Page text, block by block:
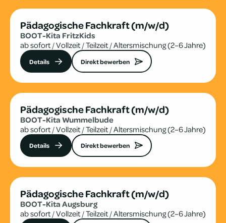
Pädagogische Fachkraft (m/w/d)
BOOT-Kita Fritz­Kids
ab sofort /Vollzeit /Teilzeit /Altersmischung (2–6 Jahre)
Details Direkt bewerben
Pädagogische Fachkraft (m/w/d)
BOOT-Kita Wum­mel­bude
ab sofort /Vollzeit /Teilzeit /Altersmischung (2–6 Jahre)
Details Direkt bewerben
Pädagogische Fachkraft (m/w/d)
BOOT-Kita Augs­burg
ab sofort /Vollzeit /Teilzeit /Altersmischung (2–6 Jahre)